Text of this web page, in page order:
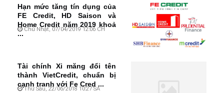
Hạn mức tăng tín dụng của
FE Credit, HD Saison và
Home Credit năm 2019 khoả
...
Chủ Nhật, 07/04/2019 12:06 CH
Tài chính Xi măng đổi tên
thành VietCredit, chuẩn bị
cạnh tranh với Fe Cred ...
Thứ Sáu, 22/06/2018 10:27 SA